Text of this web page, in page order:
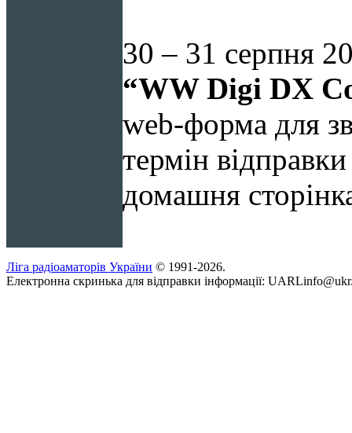
30 – 31 серпня
“WW Digi DX
web-форма для
термін
домашня
Ліга радіоаматорів України © 1991-2026.
Електронна скринька для відправки інформації: